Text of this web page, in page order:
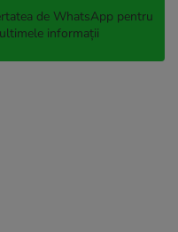
de WhatsApp pentru
informații